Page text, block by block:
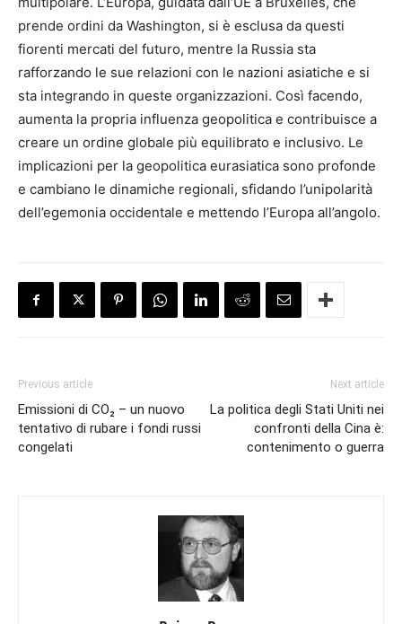
prende ordini da Washington, si è esclusa da questi
fiorenti mercati del futuro, mentre la Russia sta
rafforzando le sue relazioni con le nazioni asiatiche e si
sta integrando in queste organizzazioni. Così facendo,
aumenta la propria influenza geopolitica e contribuisce a
creare un ordine globale più equilibrato e inclusivo. Le
implicazioni per la geopolitica eurasiatica sono profonde
e cambiano le dinamiche regionali, sfidando l’unipolarità
dell’egemonia occidentale e mettendo l’Europa all’angolo.
Previous article
Emissioni di CO₂ – un nuovo
tentativo di rubare i fondi russi
congelati
Next article
La politica degli Stati Uniti nei
confronti della Cina è:
contenimento o guerra